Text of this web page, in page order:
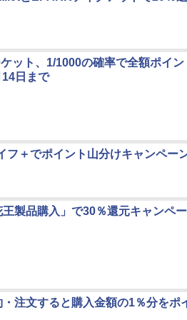
ット、1/1000の確率で全額ポイ
日まで
フ＋でポイント山分けキャンペー
製品購入」で30％還元キャンペ
注文すると購入金額の1％分をポ